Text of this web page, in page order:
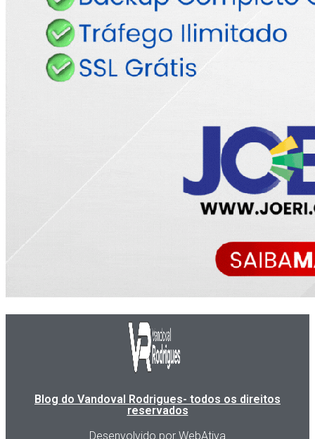
Blog do Vandoval Rodrigues- todos os direitos
reservados
Desenvolvido por WebAtiva